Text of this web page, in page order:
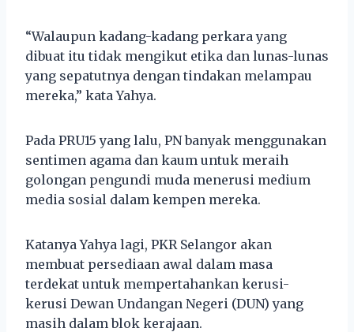
“Walaupun kadang-kadang perkara yang
dibuat itu tidak mengikut etika dan lunas-lunas
yang sepatutnya dengan tindakan melampau
mereka,” kata Yahya.
Pada PRU15 yang lalu, PN banyak menggunakan
sentimen agama dan kaum untuk meraih
golongan pengundi muda menerusi medium
media sosial dalam kempen mereka.
Katanya Yahya lagi, PKR Selangor akan
membuat persediaan awal dalam masa
terdekat untuk mempertahankan kerusi-
kerusi Dewan Undangan Negeri (DUN) yang
masih dalam blok kerajaan.